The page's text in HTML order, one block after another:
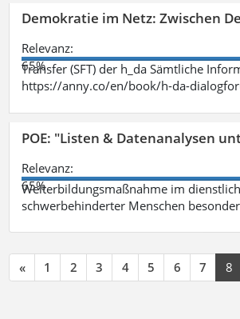
Demokratie im Netz: Zwischen
Relevanz:
65%
Transfer (SFT) der h_da Sämtliche
https://anny.co/en/book/h-da-
POE: "Listen & Datenanalysen
Relevanz:
65%
Weiterbildungsmaßnahme im
schwerbehinderter Menschen
« 1 2 3 4 5 6 7 8